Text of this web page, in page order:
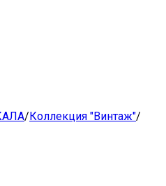
/Коллекция "Винтаж"/